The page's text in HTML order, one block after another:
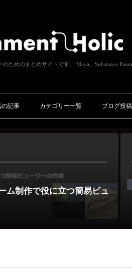
ためのまとめサイトです。 Maya、Substance
の記事 カテゴリー一覧 ブログ投
ム制作で役に立つ簡易ビュ